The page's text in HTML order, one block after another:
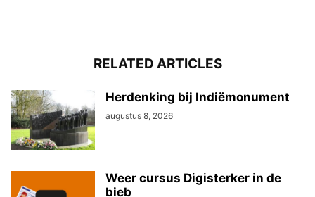
RELATED ARTICLES
Herdenking bij Indiëmonument
augustus 8, 2026
Weer cursus Digisterker in de
bieb